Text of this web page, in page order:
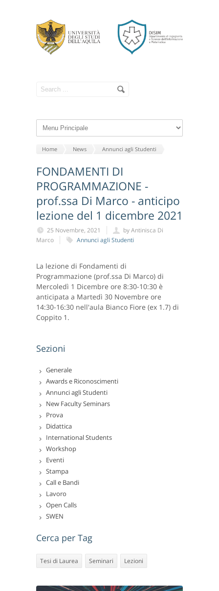
Home News Annunci agli Studenti
FONDAMENTI DI
PROGRAMMAZIONE -
prof.ssa Di Marco - anticipo
lezione del 1 dicembre 2021
25 Novembre, 2021
by Antinisca Di
Marco
Annunci agli Studenti
La lezione di Fondamenti di
Programmazione (prof.ssa Di Marco) di
Mercoledì 1 Dicembre ore 8:30-10:30 è
anticipata a Martedì 30 Novembre ore
14:30-16:30 nell'aula Bianco Fiore (ex 1.7) di
Coppito 1.
Sezioni
Generale
Awards e Riconoscimenti
Annunci agli Studenti
New Faculty Seminars
Prova
Didattica
International Students
Workshop
Eventi
Stampa
Call e Bandi
Lavoro
Open Calls
SWEN
Cerca per Tag
Tesi di Laurea Seminari Lezioni